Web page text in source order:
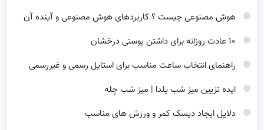
هوش مصنوعی چیست ؟ کاربردهای هوش مصنوعی و آینده آن
راهنمای انتخاب ساعت مناسب برای استایل رسمی و غیررسمی
ایده تزیین میز شب یلدا | میز شب چله
دلایل ایجاد دیسک کمر و ورزش های مناسب